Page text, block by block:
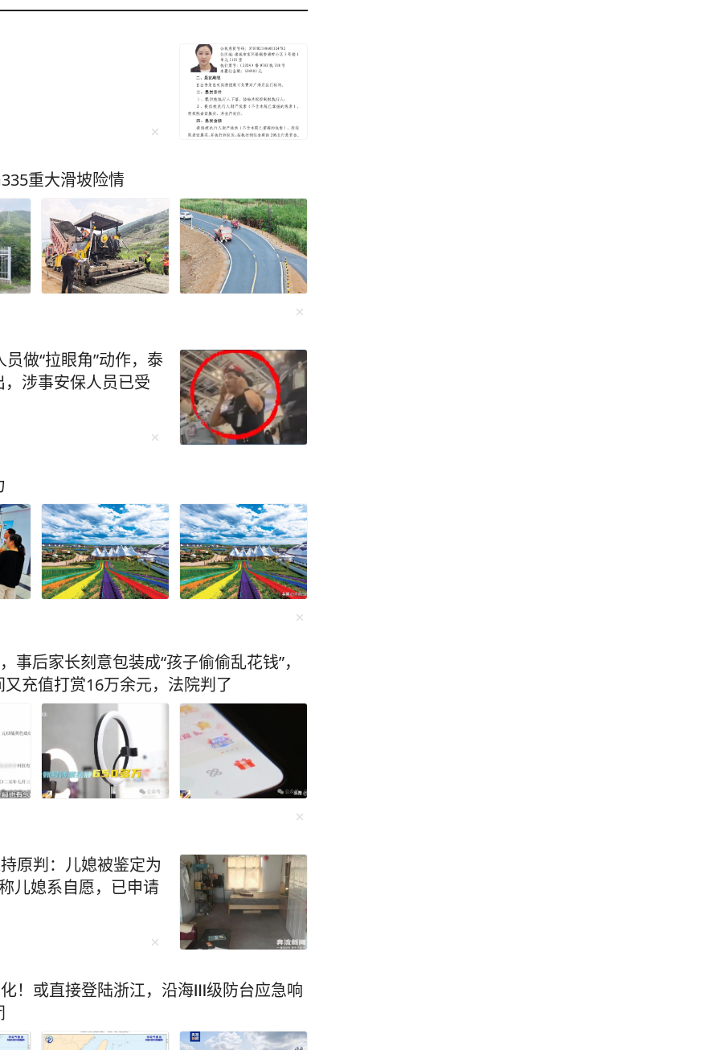
重大滑坡险情
做“拉眼角”动作，泰
涉事安保人员已受
后家长刻意包装成“孩子偷偷乱花钱”，
充值打赏16万余元，法院判了
原判：儿媳被鉴定为
儿媳系自愿，已申请
！或直接登陆浙江，沿海Ⅲ级防台应急响